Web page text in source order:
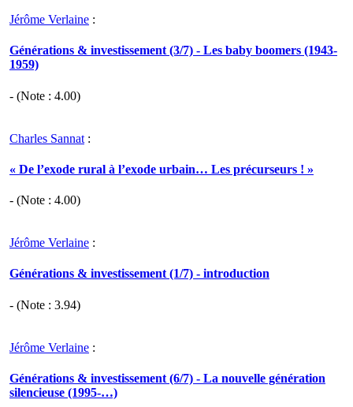
Jérôme Verlaine :
Générations & investissement (3/7) - Les baby boomers (1943-
1959)
- (Note : 4.00)
Charles Sannat :
« De l’exode rural à l’exode urbain… Les précurseurs ! »
- (Note : 4.00)
Jérôme Verlaine :
Générations & investissement (1/7) - introduction
- (Note : 3.94)
Jérôme Verlaine :
Générations & investissement (6/7) - La nouvelle génération
silencieuse (1995-…)